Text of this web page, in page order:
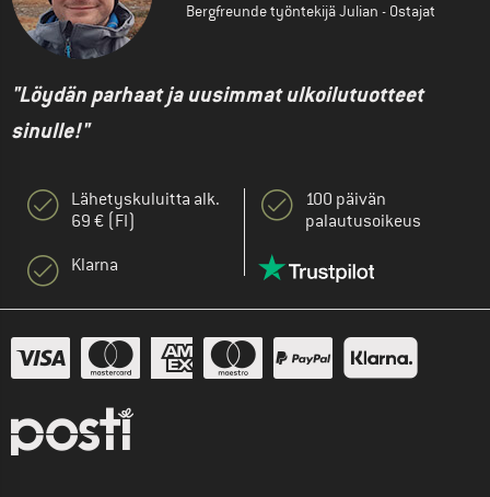
Bergfreunde työntekijä Julian - Ostajat
"Löydän parhaat ja uusimmat ulkoilutuotteet
sinulle!"
Lähetyskuluitta alk.
69 € (FI)
Klarna
100 päivän
palautusoikeus